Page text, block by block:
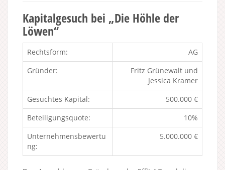
Kapitalgesuch bei „Die Höhle der
Löwen“
Rechtsform:
AG
Gründer:
Fritz Grünewalt und
Jessica Kramer
Gesuchtes Kapital:
500.000 €
Beteiligungsquote:
10%
Unternehmensbewertu
ng:
5.000.000 €